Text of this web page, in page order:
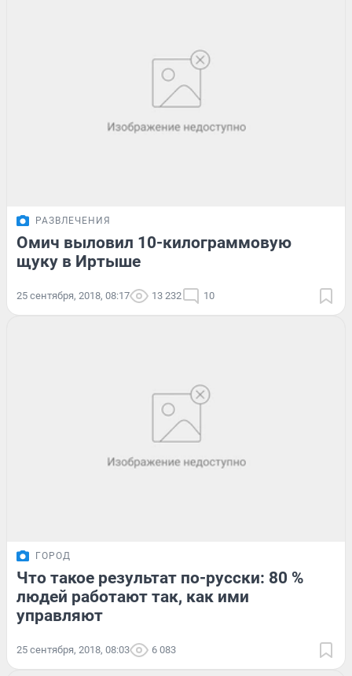
РАЗВЛЕЧЕНИЯ
Омич выловил 10-килограммовую
щуку в Иртыше
25 сентября, 2018, 08:17 13 232 10
ГОРОД
Что такое результат по-русски: 80 %
людей работают так, как ими
управляют
25 сентября, 2018, 08:03 6 083